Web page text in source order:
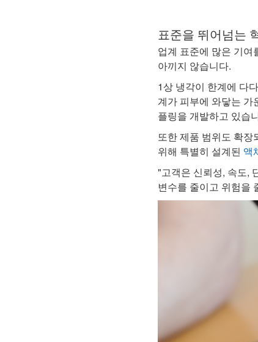
표준을 뛰어넘는
업계 표준에 많은 기
아끼지 않습니다.
1상 냉각이 한계에 다
계가 피부에 와닿는
플링을 개발하고 있습
또한 제품 범위도 확
위해 특별히 설계된 액
"고객은 신뢰성, 속도,
변수를 줄이고 위험을